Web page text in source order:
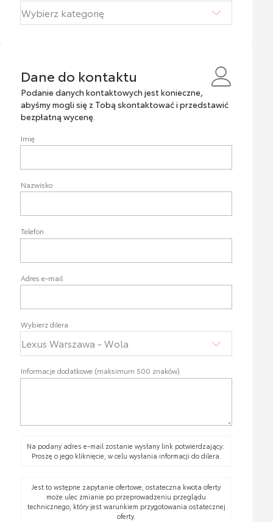
Dane do kontaktu
Dane do kontaktu
Podanie danych kontaktowych jest konieczne,
abyśmy mogli się z Tobą skontaktować i przedstawić
bezpłatną wycenę.
Imię
Nazwisko
Telefon
Adres e-mail
Wybierz dilera
Informacje dodatkowe (maksimum 500 znaków)
Na podany adres e-mail zostanie wysłany link potwierdzający.
Proszę o jego kliknięcie, w celu wysłania informacji do dilera.
Jest to wstępne zapytanie ofertowe, ostateczna kwota oferty
może ulec zmianie po przeprowadzeniu przeglądu
technicznego, który jest warunkiem przygotowania ostatecznej
oferty.